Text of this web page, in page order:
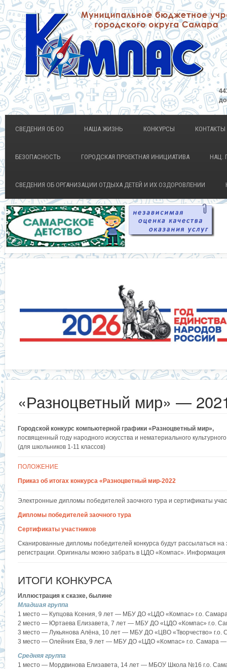
СВЕДЕНИЯ ОБ ОО НАША ЖИЗНЬ КОНКУРСЫ КОНТАКТЫ
БЕЗОПАСНОСТЬ ГОРОДСКАЯ ПРОЕКТНАЯ ИНИЦИАТИВА НАЦ.
СВЕДЕНИЯ ОБ ОРГАНИЗАЦИИ ОТДЫХА ДЕТЕЙ И ИХ ОЗДОРОВЛЕНИИ
«Разноцветный мир» —
Городской конкурс компьютерной графики «Разноцветный мир»,
посвященный году народного искусства и нематериального
(для школьников 1-11 классов)
ПОЛОЖЕНИЕ
Приказ об итогах конкурса «Разноцветный мир-2022
Электронные дипломы победителей заочного тура и сертификаты
Дипломы победителей заочного тура
Сертификаты участников
Сканированные дипломы победителей конкурса будут рассылаться
регистрации. Оригиналы можно забрать в ЦДО «Компас». Информация
ИТОГИ КОНКУРСА
Иллюстрация к сказке, былине
Младшая группа
1 место — Купцова Ксения, 9 лет — МБУ ДО «ЦДО «Компас» г.о.
2 место — Юртаева Елизавета, 7 лет — МБУ ДО «ЦДО «Компас» г.о.
3 место — Лукьянова Алёна, 10 лет — МБУ ДО «ЦВО «Творчество» г.о.
3 место — Олейник Ева, 9 лет — МБУ ДО «ЦДО «Компас» г.о. Самара —
Средняя группа
1 место — Мордвинова Елизавета, 14 лет — МБОУ Школа №16 г.о.